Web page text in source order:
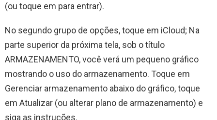
(ou toque em para entrar).
No segundo grupo de opções, toque em iCloud; Na
parte superior da próxima tela, sob o título
ARMAZENAMENTO, você verá um pequeno gráfico
mostrando o uso do armazenamento. Toque em
Gerenciar armazenamento abaixo do gráfico, toque
em Atualizar (ou alterar plano de armazenamento) e
siga as instruções.